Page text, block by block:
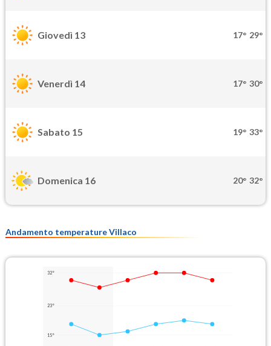
Giovedì 13 17° 29°
Venerdì 14 17° 30°
Sabato 15 19° 33°
Domenica 16 20° 32°
Andamento temperature Villaco
32°
23°
15°